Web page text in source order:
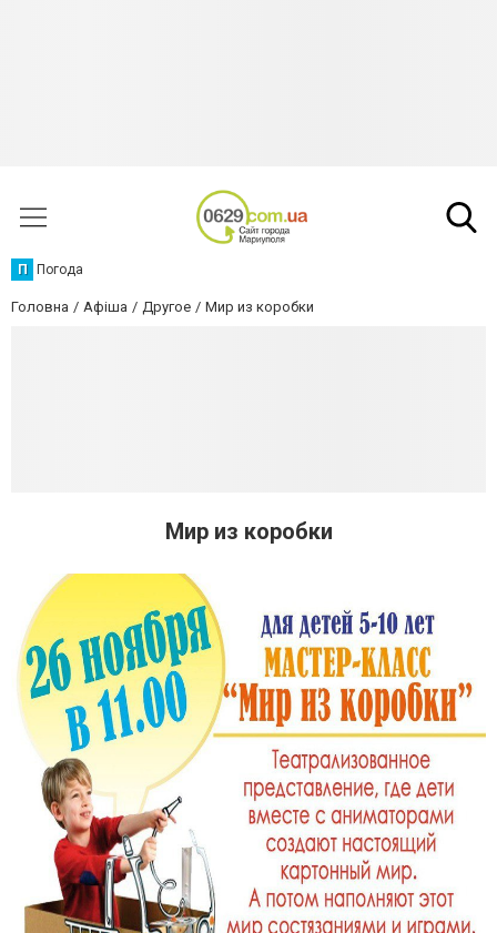
П Погода
Головна Афіша Другое Мир из коробки
Мир из коробки